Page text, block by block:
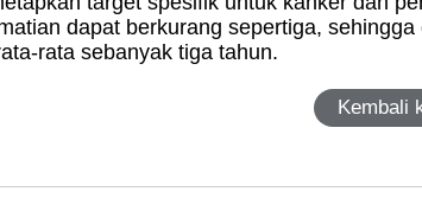
dapat berkurang sepertiga,
rata sebanyak tiga tahun.
Kembali